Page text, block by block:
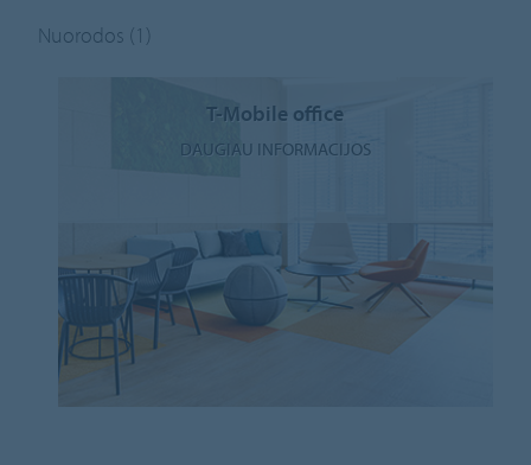
Nuorodos (1)
T-Mobile office
DAUGIAU INFORMACIJOS